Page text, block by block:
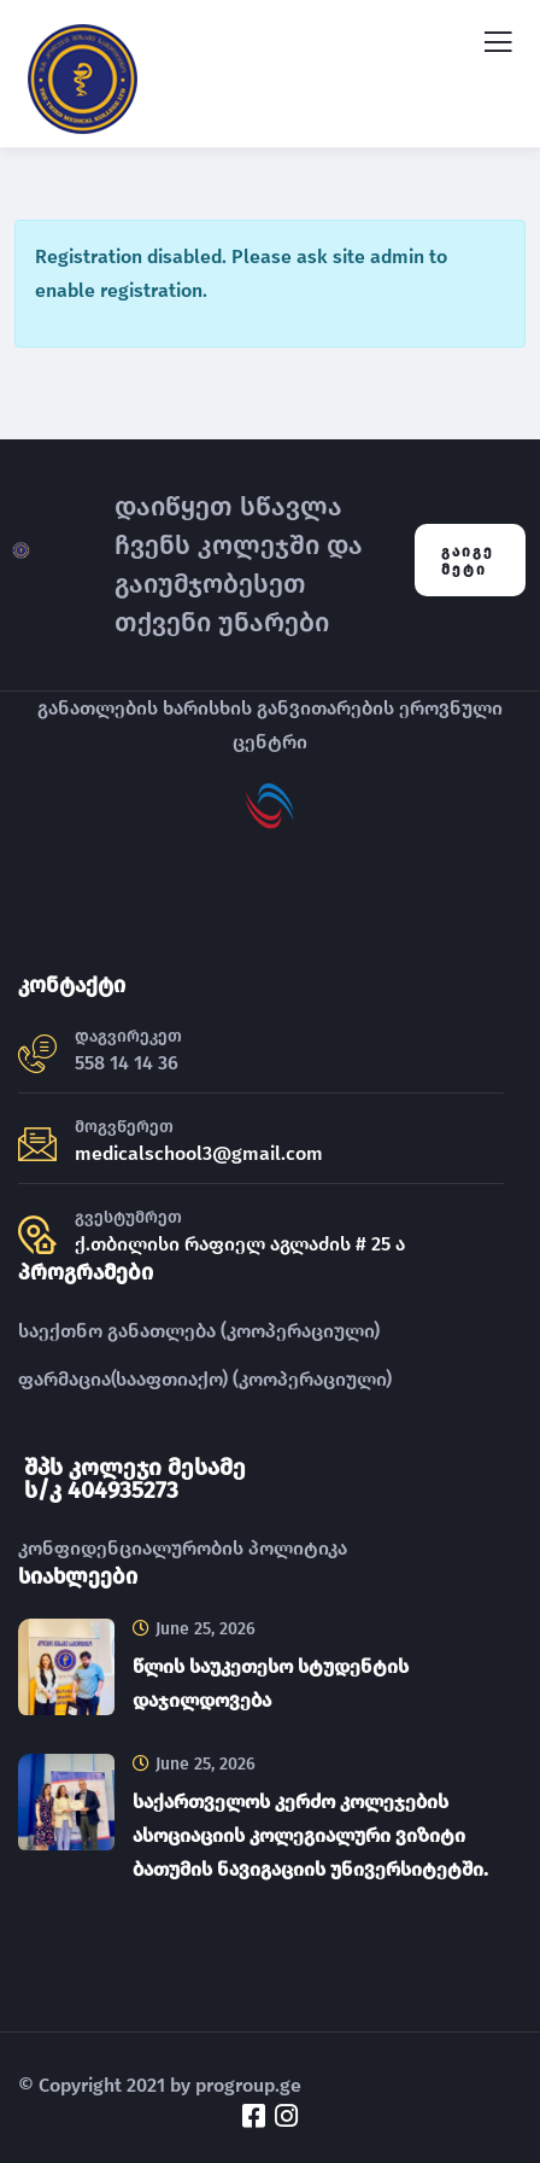
Registration disabled. Please ask site admin to
enable registration.
დაიწყეთ სწავლა
ჩვენს კოლეჯში და
გაიუმჯობესეთ
თქვენი უნარები
ᲒᲐᲘᲒᲔ
ᲛᲔᲢᲘ
განათლების ხარისხის განვითარების ეროვნული
ცენტრი
კონტაქტი
დაგვირეკეთ
558 14 14 36
მოგვწერეთ
medicalschool3@gmail.com
გვესტუმრეთ
ქ.თბილისი რაფიელ აგლაძის # 25 ა
პროგრამები
საექთნო განათლება (კოოპერაციული)
ფარმაცია(სააფთიაქო) (კოოპერაციული)
შპს კოლეჯი მესამე
ს/კ 404935273
კონფიდენციალურობის პოლიტიკა
სიახლეები
June 25, 2026
წლის საუკეთესო სტუდენტის
დაჯილდოვება
June 25, 2026
საქართველოს კერძო კოლეჯების
ასოციაციის კოლეგიალური ვიზიტი
ბათუმის ნავიგაციის უნივერსიტეტში.
© Copyright 2021 by progroup.ge